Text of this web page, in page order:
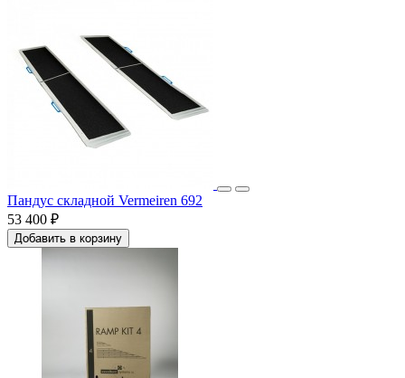
Пандус складной Vermeiren 692
53 400 ₽
Добавить в корзину